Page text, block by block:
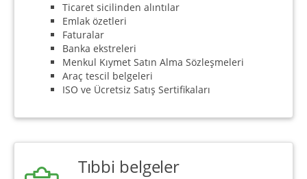
Ticaret sicilinden alıntılar
Emlak özetleri
Faturalar
Banka ekstreleri
Menkul Kıymet Satın Alma Sözleşmeleri
Araç tescil belgeleri
ISO ve Ücretsiz Satış Sertifikaları
Tıbbi belgeler